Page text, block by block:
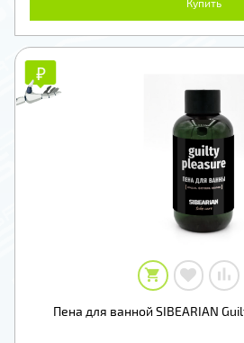
Купить
₽
₽
Пена для ванной SIBEARIAN